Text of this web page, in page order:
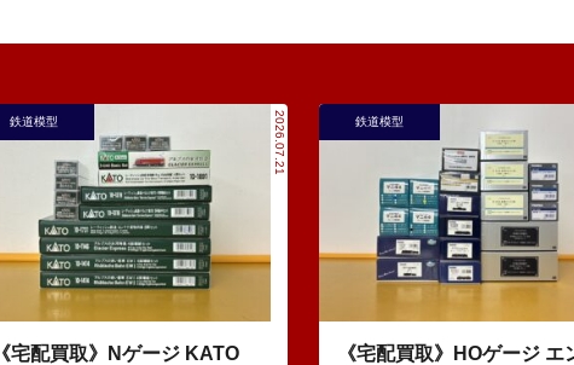
2026.07.21
鉄道模型
《宅配買取》Nゲージ KATO
鉄道模型
《宅配買取》HOゲージ エ